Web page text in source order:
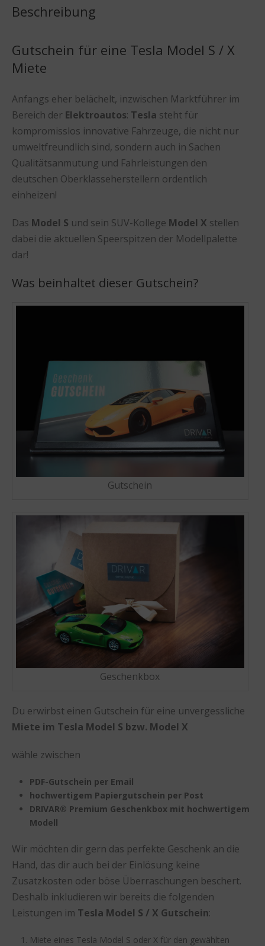
Beschreibung
Gutschein für eine Tesla Model S / X
Miete
Anfangs eher belächelt, inzwischen Marktführer im
Bereich der Elektroautos: Tesla steht für
kompromisslos innovative Fahrzeuge, die nicht nur
umweltfreundlich sind, sondern auch in Sachen
Qualitätsanmutung und Fahrleistungen den
deutschen Oberklasseherstellern ordentlich
einheizen!
Das Model S und sein SUV-Kollege Model X stellen
dabei die aktuellen Speerspitzen der Modellpalette
dar!
Was beinhaltet dieser Gutschein?
Gutschein
Geschenkbox
Du erwirbst einen Gutschein für eine unvergessliche
Miete im Tesla Model S bzw. Model X
wähle zwischen
PDF-Gutschein per Email
hochwertigem Papiergutschein per Post
DRIVAR® Premium Geschenkbox mit hochwertigem
Modell
Wir möchten dir gern das perfekte Geschenk an die
Hand, das dir auch bei der Einlösung keine
Zusatzkosten oder böse Überraschungen beschert.
Deshalb inkludieren wir bereits die folgenden
Leistungen im Tesla Model S / X Gutschein:
Miete eines Tesla Model S oder X für den gewählten